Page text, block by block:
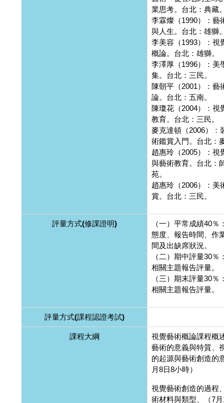
業思考。台北：典藏
李霖燦（1990）：藝
與人生。台北：雄獅
李美容（1993）：視
概論。台北：雄獅。
李澤厚（1996）：美
集。台北：三民。
陳朝平（2001）：藝
論。台北：五南。
陳瓊花（2004）：視
教育。台北：三民。
麥克達頓（2006）：
術鑑賞入門。台北：
趙惠玲（2005）：視
與藝術教育。台北：
苑。
趙惠玲（2006）：美
賞。台北：三民。
評量方式(修課證明)
（一）平常成績40％
態度、報告時間、作
間及出缺席狀況。
（二）期中評量30％
相關主題報告評量。
（三）期末評量30％
相關主題報告評量。
評量方式(課程認證考試)
課程大綱
視覺藝術概論課程概
藝術的意義與特質、
的起源與藝術創造的
月8日8小時）
視覺藝術創造的過程
術材料與類型、（7